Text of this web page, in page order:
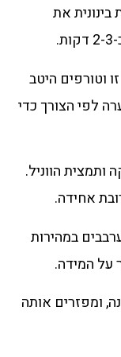
את
וטורפים היטב
לפי הצורך כדי
הווניל.
אחידה.
במהירות
על המידה.
ומפזרים אותה